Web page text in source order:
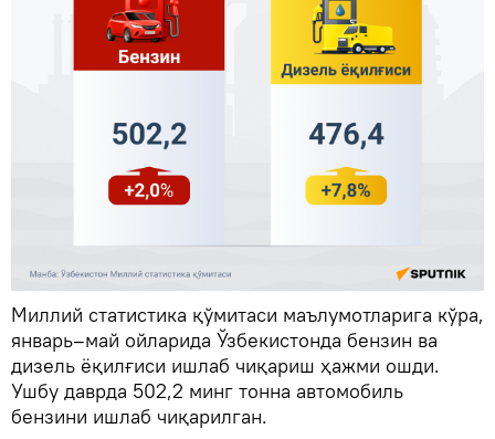
Миллий статистика қўмитаси маълумотларига кўра,
январь–май ойларида Ўзбекистонда бензин ва
дизель ёқилғиси ишлаб чиқариш ҳажми ошди.
Ушбу даврда 502,2 минг тонна автомобиль
бензини ишлаб чиқарилган.